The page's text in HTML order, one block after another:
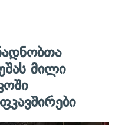
მილი